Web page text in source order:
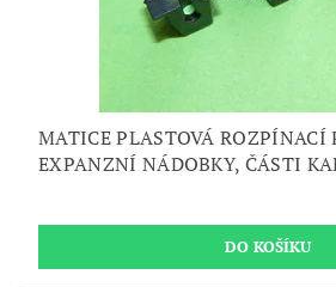
MATICE PLASTOVÁ ROZPÍNACÍ
EXPANZNÍ NÁDOBKY, ČÁSTI